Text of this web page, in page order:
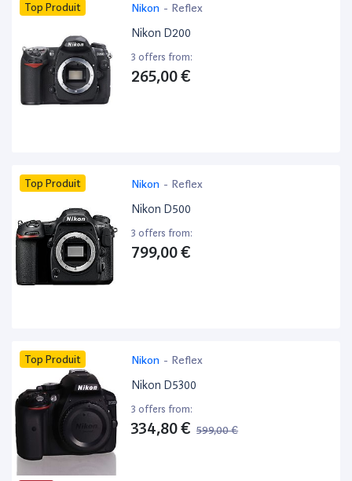
Top Produit Nikon - Reflex
Nikon D200
3 offers from:
265,00 €
Top Produit Nikon - Reflex
Nikon D500
3 offers from:
799,00 €
Top Produit Nikon - Reflex
Nikon D5300
3 offers from:
334,80 € 599,00 €